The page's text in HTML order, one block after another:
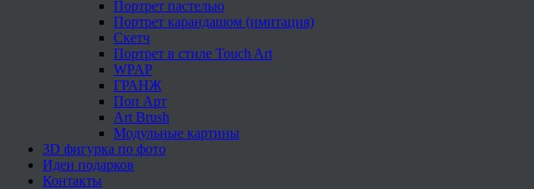
Портрет пастелью
Портрет карандашом (имитация)
Скетч
Портрет в стиле Touch Art
WPAP
ГРАНЖ
Поп Арт
Art Brush
Модульные картины
3D фигурка по фото
Идеи подарков
Контакты